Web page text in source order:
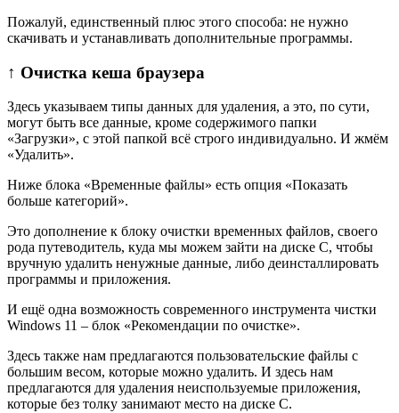
Пожалуй, единственный плюс этого способа: не нужно
скачивать и устанавливать дополнительные программы.
↑ Очистка кеша браузера
Здесь указываем типы данных для удаления, а это, по сути,
могут быть все данные, кроме содержимого папки
«Загрузки», с этой папкой всё строго индивидуально. И жмём
«Удалить».
Ниже блока «Временные файлы» есть опция «Показать
больше категорий».
Это дополнение к блоку очистки временных файлов, своего
рода путеводитель, куда мы можем зайти на диске С, чтобы
вручную удалить ненужные данные, либо деинсталлировать
программы и приложения.
И ещё одна возможность современного инструмента чистки
Windows 11 – блок «Рекомендации по очистке».
Здесь также нам предлагаются пользовательские файлы с
большим весом, которые можно удалить. И здесь нам
предлагаются для удаления неиспользуемые приложения,
которые без толку занимают место на диске С.